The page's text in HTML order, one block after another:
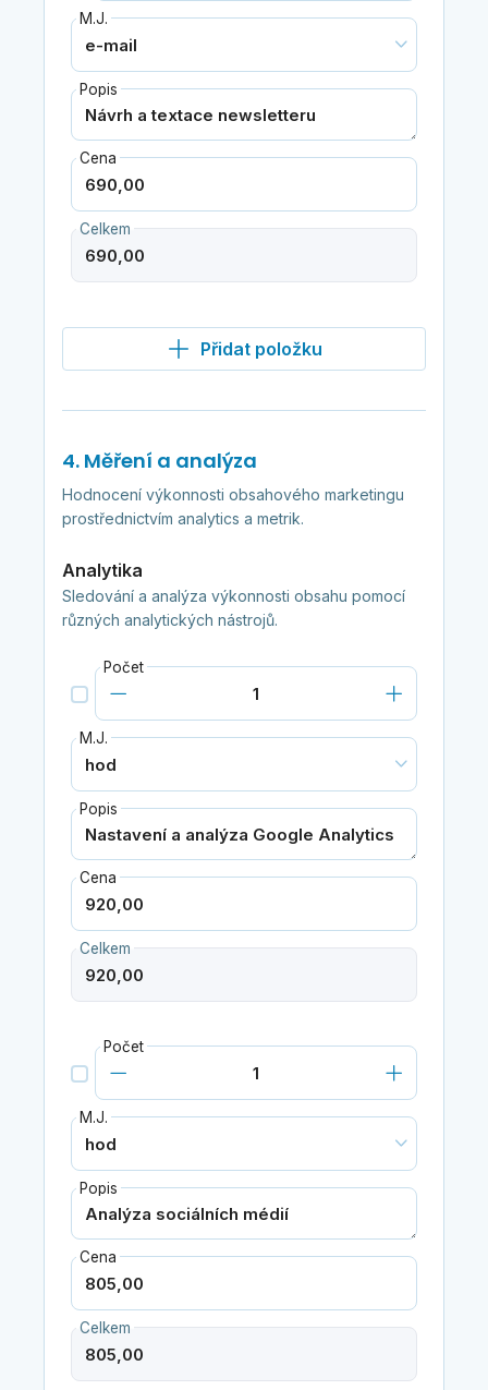
M.J.
Popis
Cena
Celkem
Přidat položku
4. Měření a analýza
Hodnocení výkonnosti obsahového marketingu
prostřednictvím analytics a metrik.
Analytika
Sledování a analýza výkonnosti obsahu pomocí
různých analytických nástrojů.
Počet
M.J.
Popis
Cena
Celkem
Počet
M.J.
Popis
Cena
Celkem